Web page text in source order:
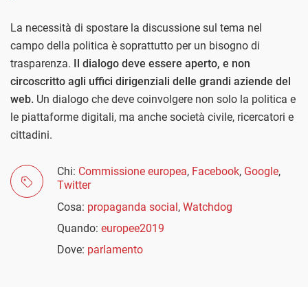
La necessità di spostare la discussione sul tema nel
campo della politica è soprattutto per un bisogno di
trasparenza.
Il dialogo deve essere aperto, e non
circoscritto agli uffici dirigenziali delle grandi aziende del
web. Un dialogo che deve coinvolgere non solo la politica e
le piattaforme digitali, ma anche società civile, ricercatori e
cittadini.
Chi: Commissione europea, Facebook, Google,
Twitter
Cosa: propaganda social, Watchdog
Quando: europee2019
Dove: parlamento